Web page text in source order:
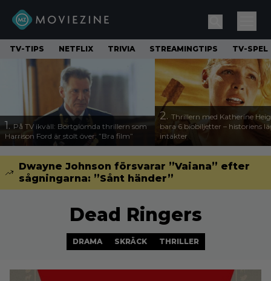
TV-TIPS NETFLIX TRIVIA STREAMINGTIPS TV-SPEL
1. På TV ikväll: Bortglömda thrillern som
Harrison Ford är stolt över: ”Bra film”
2. Thrillern med Katherine
bara 6 biobiljetter – historiens
intäkter
Dwayne Johnson försvarar ”Vaiana” efter
sågningarna: ”Sånt händer”
Dead Ringers
DRAMA SKRÄCK THRILLER